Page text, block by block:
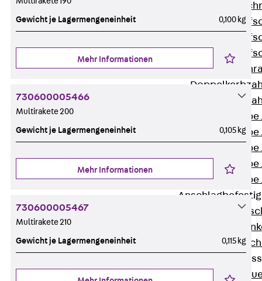
Zahnschraube
Zahnschraube
Zahnschraube
Zahnschraube
Zahnschraube
Zurück
Gewicht je Lagermengeneinheit 0,100 kg
Mehr Informationen
730600005466
Multirakete 200
Gewicht je Lagermengeneinheit 0,105 kg
Mehr Informationen
730600005467
Multirakete 210
Gewicht je Lagermengeneinheit 0,115 kg